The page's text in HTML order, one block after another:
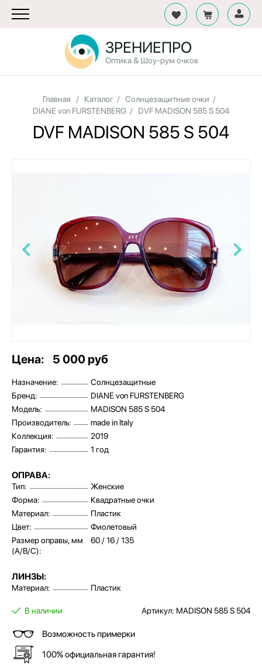
ЗРЕНИЕПРО
Оптика & Шоу-рум очков
Главная / Каталог / Солнцезащитные очки /
DIANE von FURSTENBERG / DVF MADISON 585 S 504
DVF MADISON 585 S 504
Цена: 5 000 руб
Назначение:
Солнцезащитные
Бренд:
DIANE von FURSTENBERG
Модель:
MADISON 585 S 504
Производитель:
made in Italy
Коллекция:
2019
Гарантия:
1 год
ОПРАВА:
Тип:
Женские
Форма:
Квадратные очки
Материал:
Пластик
Цвет:
Фиолетовый
Размер оправы, мм
(A/B/C):
60 / 16 / 135
ЛИНЗЫ:
Материал: Пластик
В наличии Артикул: MADISON 585 S 504
Возможность примерки
100% официальная гарантия!